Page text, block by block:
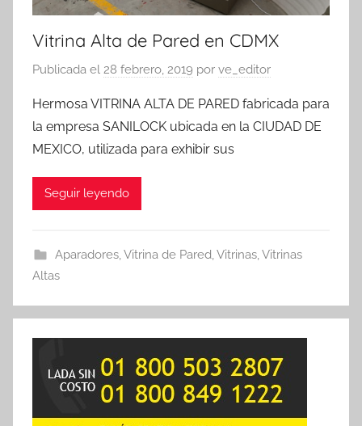
Vitrina Alta de Pared en CDMX
Publicada el 28 febrero, 2019 por ve_editor
Hermosa VITRINA ALTA DE PARED fabricada para
la empresa SANILOCK ubicada en la CIUDAD DE
MEXICO, utilizada para exhibir sus
Seguir leyendo
Aparadores, Vitrina de Pared Vitrinas, Vitrinas
Altas